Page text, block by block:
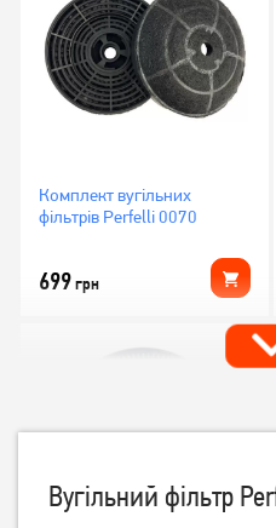
Комплект вугільних
фільтрів Perfelli 0070
699грн
Вугільний фільтр